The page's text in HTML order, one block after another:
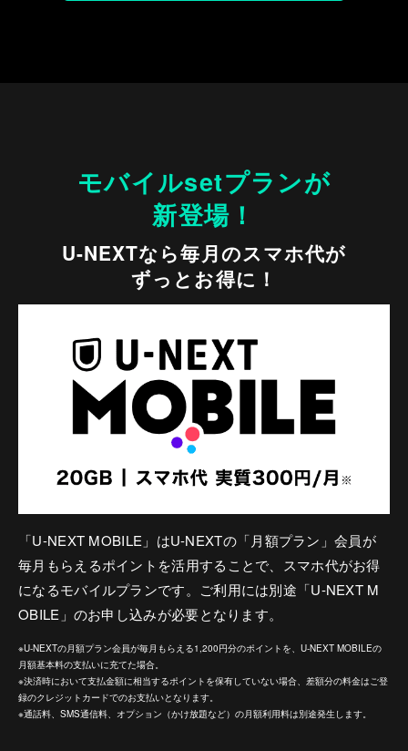
モバイルsetプランが
新登場！
U-NEXTなら毎月のスマホ代が
ずっとお得に！
「U-NEXT MOBILE」はU-NEXTの「月額プラン」会員が
毎月もらえるポイントを活用することで、スマホ代がお得
になるモバイルプランです。ご利用には別途「U-NEXT M
OBILE」のお申し込みが必要となります。
※U-NEXTの月額プラン会員が毎月もらえる1,200円分のポイントを、U-NEXT MOBILEの
月額基本料の支払いに充てた場合。
※決済時において支払金額に相当するポイントを保有していない場合、差額分の料金はご登
録のクレジットカードでのお支払いとなります。
※通話料、SMS通信料、オプション（かけ放題など）の月額利用料は別途発生します。